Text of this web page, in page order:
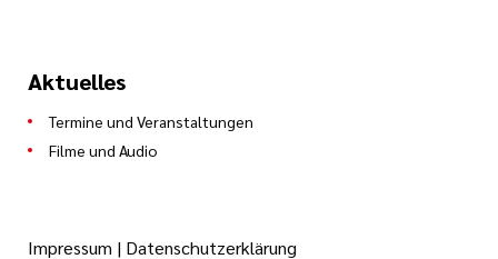
Aktuelles
Termine und Veranstaltungen
Filme und Audio
Impressum | Datenschutzerklärung